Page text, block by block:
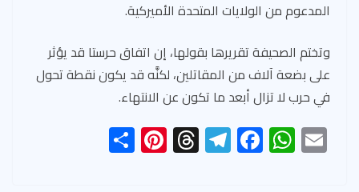
المدعوم من الولايات المتحدة الأميركية.
وتختم الصحيفة تقريرها بقولها، إن اتفاق حرستا قد يؤثر
على بضعة آلاف من المقاتلين، لكنَّه قد يكون نقطة تحول
في حرب لا تزال أبعد ما تكون عن الانتهاء.
E
m
W
h
F
ac
Te
le
T
hr
Pi
nt